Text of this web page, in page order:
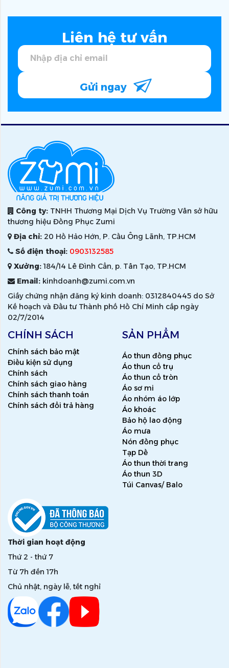
Liên hệ tư vấn
Gửi ngay
Công ty: TNHH Thương Mại Dịch Vụ Trường Vân sở hữu
thương hiệu Đồng Phục Zumi
Địa chỉ: 20 Hồ Hảo Hớn, P. Cầu Ông Lãnh, TP.HCM
Số điện thoại: 0903132585
Xưởng:184/14 Lê Đình Cẩn, p. Tân Tạo, TP.HCM
Email: kinhdoanh@zumi.com.vn
Giấy chứng nhận đăng ký kinh doanh: 0312840445 do Sở
Kế hoạch và Đầu tư Thành phố Hồ Chí Minh cấp ngày
02/7/2014
CHÍNH SÁCH
Chính sách bảo mật
Điều kiện sử dụng
Chính sách
Chính sách giao hàng
Chính sách thanh toán
Chính sách đổi trả hàng
SẢN PHẨM
Áo thun đồng phục
Áo thun cổ trụ
Áo thun cổ tròn
Áo sơ mi
Áo nhóm áo lớp
Áo khoác
Bảo hộ lao động
Áo mưa
Nón đồng phục
Tạp Dề
Áo thun thời trang
Áo thun 3D
Túi Canvas/ Balo
Thời gian hoạt động
Thứ 2 - thứ 7
Từ 7h đến 17h
Chủ nhật, ngày lễ, tết nghỉ